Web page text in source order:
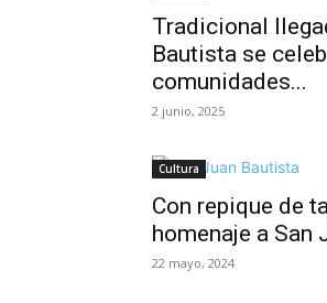
Tradicional
Bautista se
comunidades...
2 junio, 2025
Cultura
Con repique de
homenaje a San
22 mayo, 2024